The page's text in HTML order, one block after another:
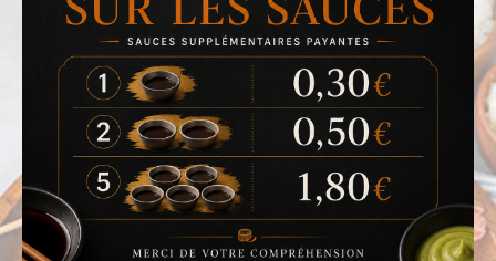
ACCUEIL
LA CARTE
VOTRE COMPTE
NOTRE RESTAURANT
VOS AVIS
MENTIONS LÉGALES